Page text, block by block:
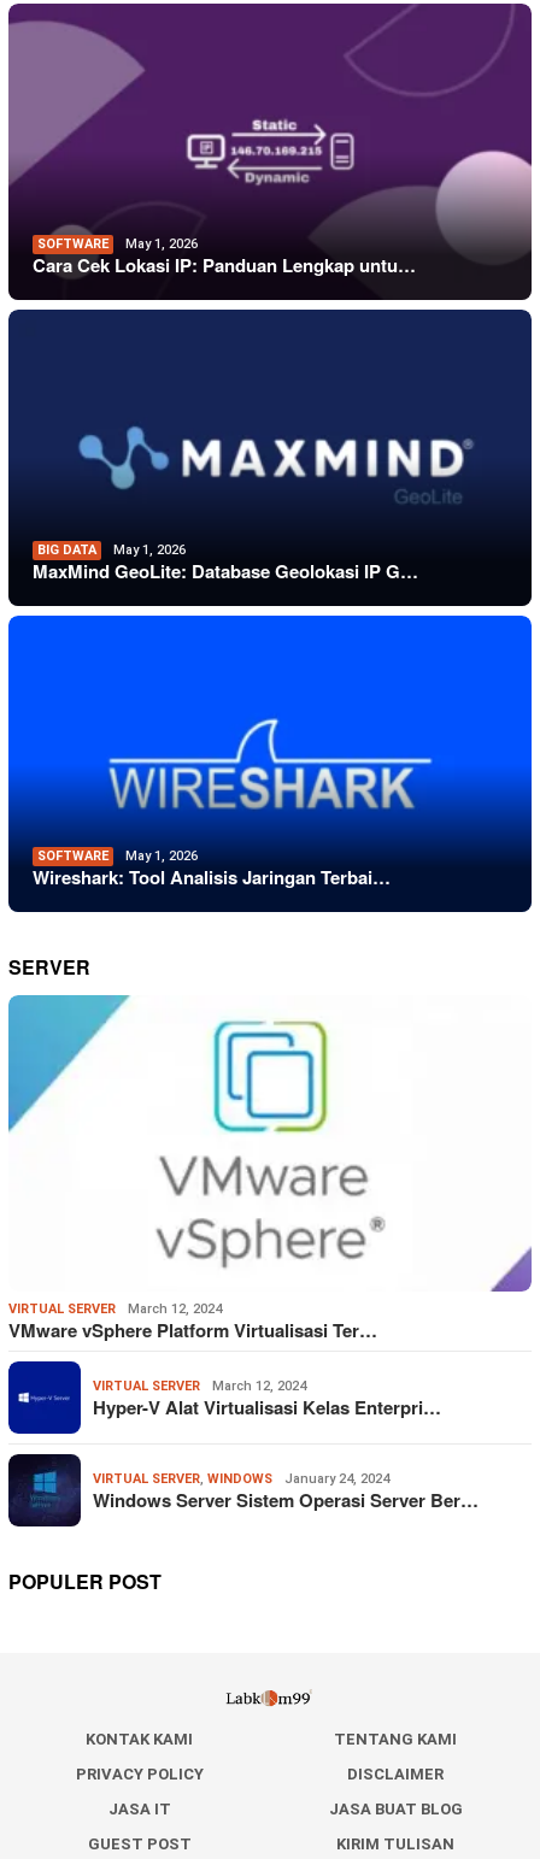
SOFTWARE May 1, 2026
Cara Cek Lokasi IP: Panduan Lengkap untu…
BIG DATA May 1, 2026
MaxMind GeoLite: Database Geolokasi IP G…
SOFTWARE May 1, 2026
Wireshark: Tool Analisis Jaringan Terbai…
SERVER
VIRTUAL SERVER March 12, 2024
VMware vSphere Platform Virtualisasi Ter…
VIRTUAL SERVER March 12, 2024
Hyper-V Alat Virtualisasi Kelas Enterpri…
VIRTUAL SERVER, WINDOWS January 24, 2024
Windows Server Sistem Operasi Server Ber…
POPULER POST
KONTAK KAMI
TENTANG KAMI
PRIVACY POLICY
DISCLAIMER
JASA IT
JASA BUAT BLOG
GUEST POST
KIRIM TULISAN